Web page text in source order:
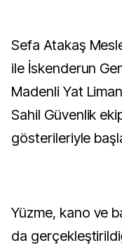
Sefa Atakaş
ile İskenderun
Madenli Yat
Sahil Güvenlik
gösterileriyle
Yüzme, kano ve
da